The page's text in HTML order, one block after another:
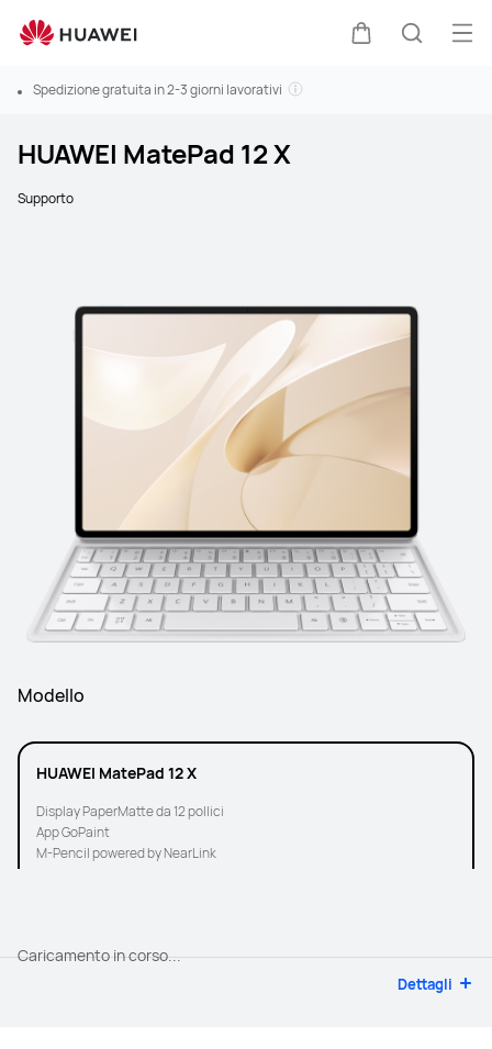
Spedizione gratuita in 2-3 giorni lavorativi
HUAWEI MatePad 12 X
Supporto
Modello
HUAWEI MatePad 12 X
Display PaperMatte da 12 pollici
App GoPaint
M-Pencil powered by NearLink
Caricamento in corso...
Dettagli